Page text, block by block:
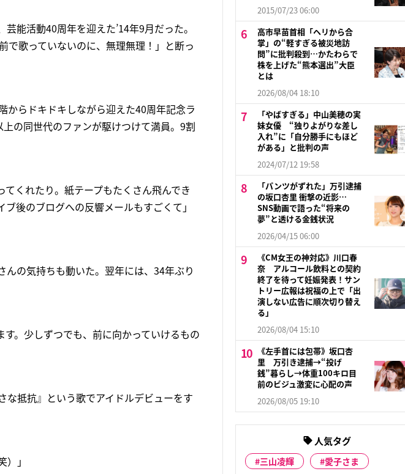
能活動40周年を迎えた’14年9月だった。
で歌っていないのに、無理無理！」と断っ
からドキドキしながら迎えた40周年記念ラ
の同世代のファンが駆けつけて満員。9割
てくれたり。紙テープもたくさん飛んでき
後のブログへの反響メールもすごくて」
んの気持ちも動いた。翌年には、34年ぶり
す。少しずつでも、前に向かっていけるもの
な抵抗』という歌でアイドルデビューをす
」
2015/07/23 06:00
高市早苗首相「ヘリから合
掌」の“軽すぎる被災地訪
問”に批判殺到…かたわらで
株を上げた“熊本選出”大臣
とは
2026/08/04 18:10
「やばすぎる」中山美穂の実
妹女優 “独りよがりな差し
入れ”に「自分勝手にもほど
がある」と批判の声
2024/07/12 19:58
「パンツがずれた」万引逮捕
の坂口杏里 衝撃の近影…
SNS動画で語った“将来の
夢”と透ける金銭状況
2026/04/15 06:00
《CM女王の神対応》川口春
奈 アルコール飲料との契約
終了を待って妊娠発表！サン
トリー広報は祝福の上で「出
演しない広告に順次切り替え
る」
2026/08/04 15:10
《左手首には包帯》坂口杏
里 万引き逮捕→“投げ
銭”暮らし→体重100キロ目
前のビジュ激変に心配の声
2026/08/05 19:10
人気タグ
三山凌輝
愛子さま